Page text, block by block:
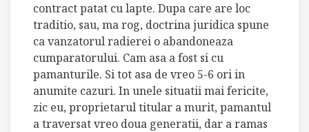
contract patat cu lapte. Dupa care are loc
traditio, sau, ma rog, doctrina juridica spune
ca vanzatorul radierei o abandoneaza
cumparatorului. Cam asa a fost si cu
pamanturile. Si tot asa de vreo 5-6 ori in
anumite cazuri. In unele situatii mai fericite,
zic eu, proprietarul titular a murit, pamantul
a traversat vreo doua generatii, dar a ramas